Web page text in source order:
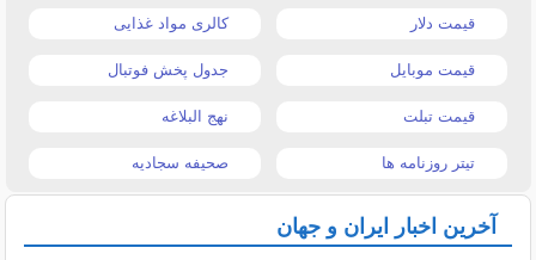
قیمت دلار کالری مواد غذایی
قیمت موبایل جدول پخش فوتبال
قیمت تبلت نهج البلاغه
تیتر روزنامه ها صحیفه سجادیه
آخرین اخبار ایران و جهان